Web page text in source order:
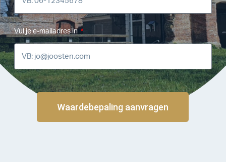
Vul je e-mailadres in
Waardebepaling aanvragen